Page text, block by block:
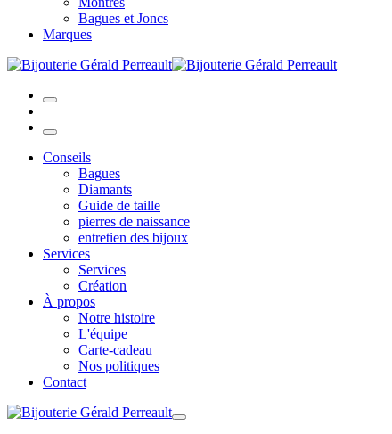
Bagues et Joncs
Marques
Conseils
Bagues
Diamants
Guide de taille
pierres de naissance
entretien des bijoux
Services
Services
Création
À propos
Notre histoire
L'équipe
Carte-cadeau
Nos politiques
Contact